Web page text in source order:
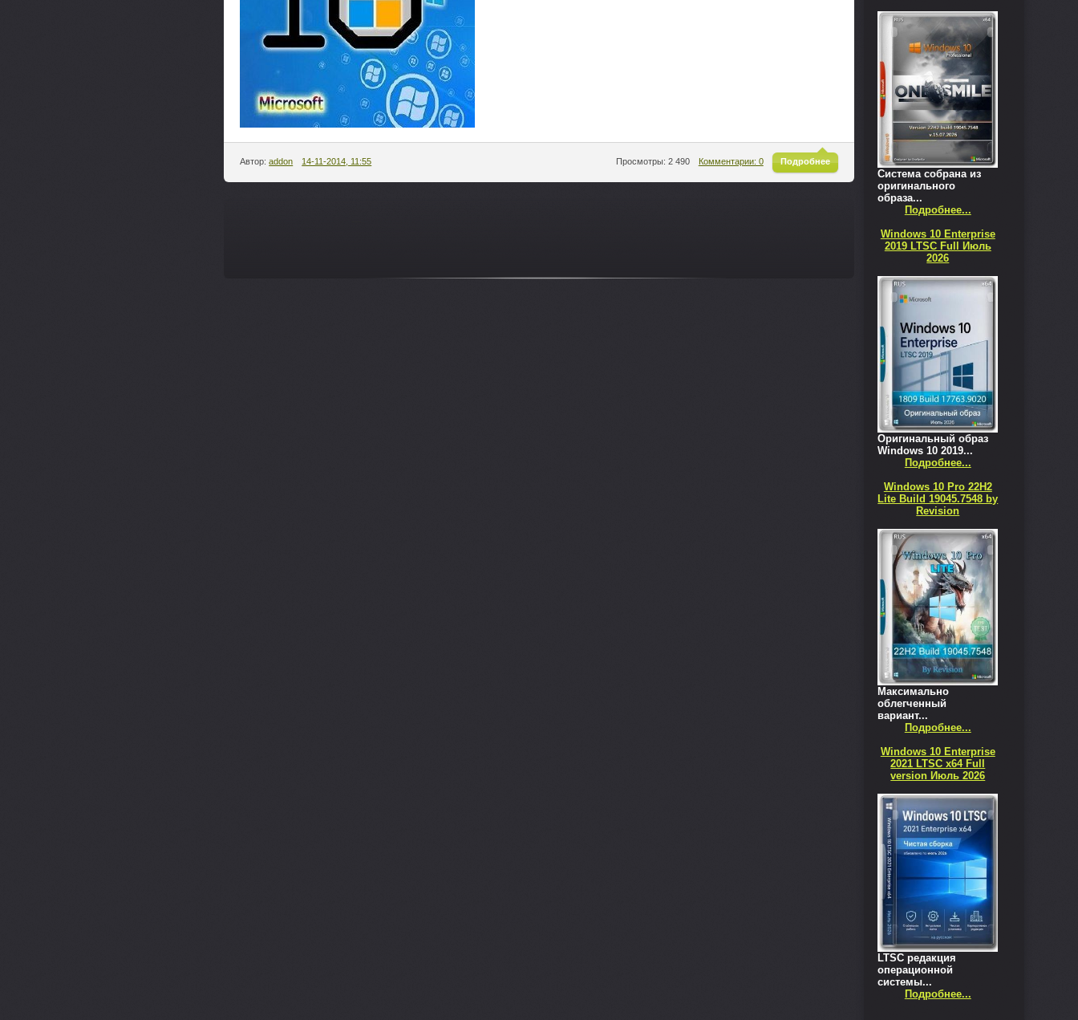
Подробнее
Комментарии: 0
Просмотры: 2 490
Автор:addon 14-11-2014, 11:55
Система собрана из
оригинального
образа...
Подробнее...
Windows 10 Enterprise
2019 LTSC Full Июль
2026
Оригинальный образ
Windows 10 2019...
Подробнее...
Windows 10 Pro 22H2
Lite Build 19045.7548 by
Revision
Максимально
облегченный
вариант...
Подробнее...
Windows 10 Enterprise
2021 LTSC x64 Full
version Июль 2026
LTSC редакция
операционной
системы...
Подробнее...